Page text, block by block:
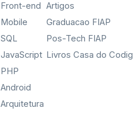
Front-end
Mobile
SQL
JavaScript
PHP
Android
Arquitetura
Artigos
Graduacao FIAP
Pos-Tech FIAP
Livros Casa do